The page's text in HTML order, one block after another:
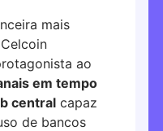
mais
ao
em tempo
central capaz
de bancos